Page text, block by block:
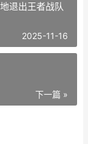
退出王者战队
2025-11-16
下一篇 »